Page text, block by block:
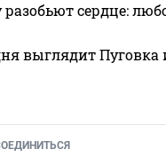
сердце:
выглядит